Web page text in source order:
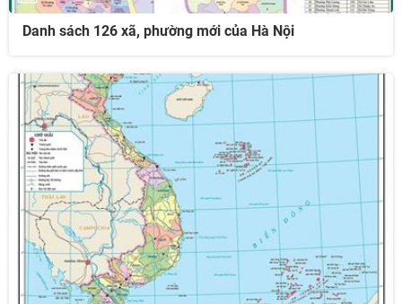
Danh sách 126 xã, phường mới của Hà Nội